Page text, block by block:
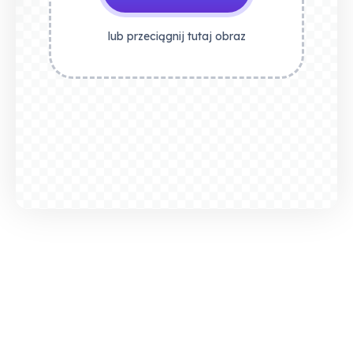
lub przeciągnij tutaj obraz